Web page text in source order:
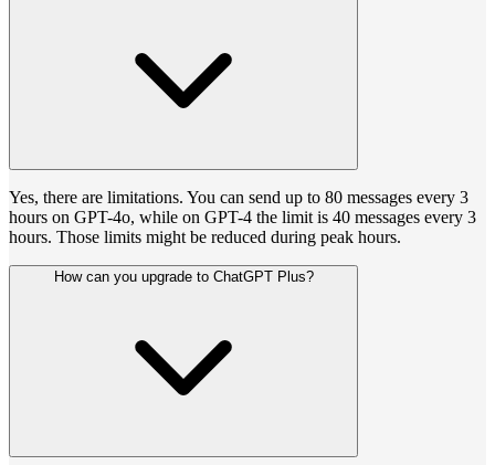
Yes, there are limitations. You can send up to 80 messages every 3
hours on GPT-4o, while on GPT-4 the limit is 40 messages every 3
hours. Those limits might be reduced during peak hours.
How can you upgrade to ChatGPT Plus?